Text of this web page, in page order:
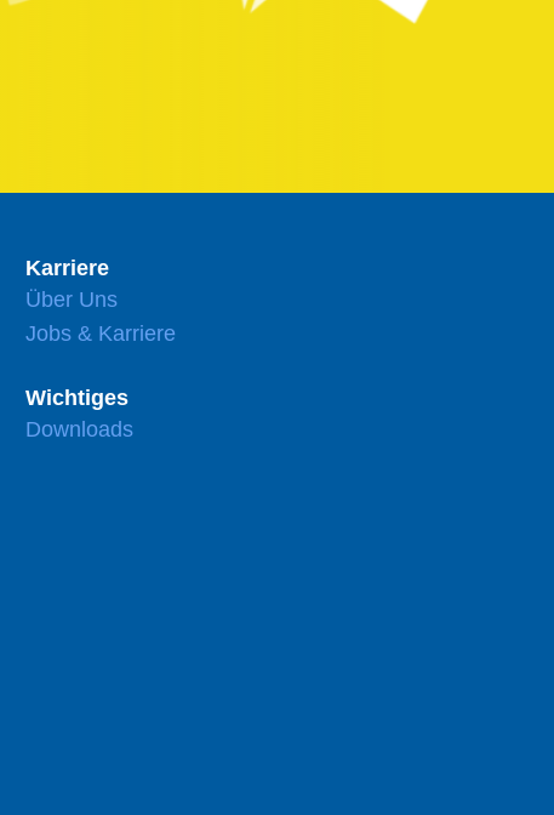
Karriere
Über Uns
Jobs & Karriere
Wichtiges
Downloads